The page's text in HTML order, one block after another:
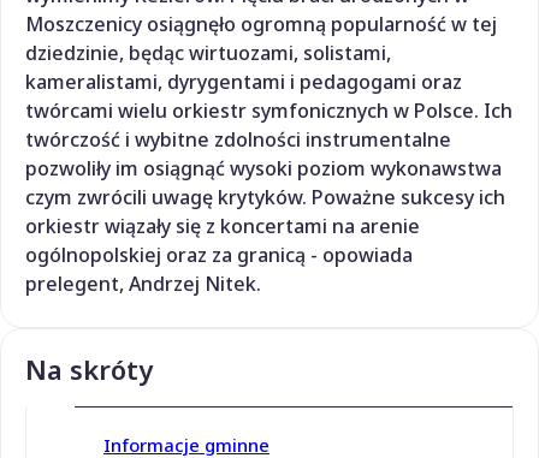
Moszczenicy osiągnęło ogromną popularność w tej
dziedzinie, będąc wirtuozami, solistami,
kameralistami, dyrygentami i pedagogami oraz
twórcami wielu orkiestr symfonicznych w Polsce. Ich
twórczość i wybitne zdolności instrumentalne
pozwoliły im osiągnąć wysoki poziom wykonawstwa
czym zwrócili uwagę krytyków. Poważne sukcesy ich
orkiestr wiązały się z koncertami na arenie
ogólnopolskiej oraz za granicą - opowiada
prelegent, Andrzej Nitek.
Na skróty
Informacje gminne